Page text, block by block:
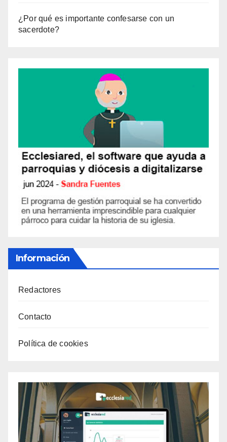
¿Por qué es importante confesarse con un
sacerdote?
Información
Redactores
Contacto
Política de cookies